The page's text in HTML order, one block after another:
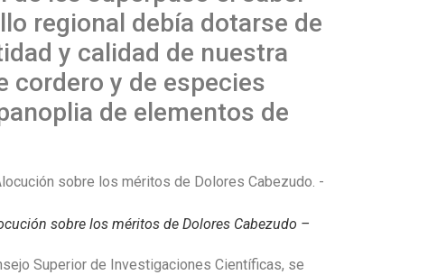
regional debía dotarse de
y calidad de nuestra
cordero y de especies
de elementos de
sobre los méritos de Dolores Cabezudo –
Superior de Investigaciones Científicas, se